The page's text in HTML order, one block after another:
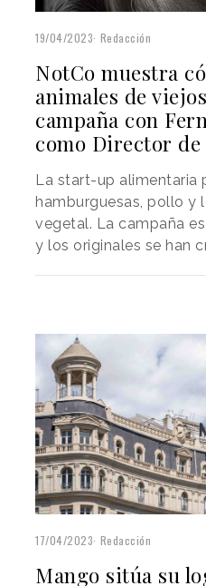
19/04/2023 Redacción
NotCo muestra
animales de
campaña con
como Director
La start-up alimentaria
hamburguesas, pollo y
vegetal. La campaña
y los originales se han
17/04/2023 Redacción
Mango sitúa su